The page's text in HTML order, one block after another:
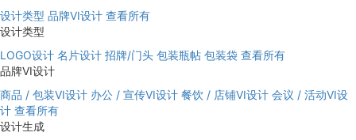
设计类型 品牌VI设计 查看所有
设计类型
LOGO设计 名片设计 招牌/门头 包装瓶帖 包装袋 查看所有
品牌VI设计
商品 / 包装VI设计 办公 / 宣传VI设计 餐饮 / 店铺VI设计 会议 / 活动VI设
计 查看所有
设计生成